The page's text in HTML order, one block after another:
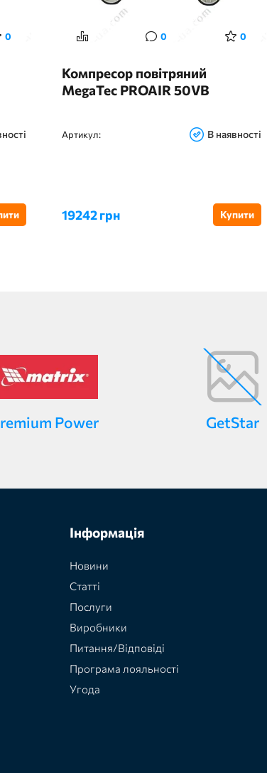
0 0 0
Компресор повітряний
MegaTec PROAIR 50VB
Артикул: В наявності
19242 грн Купити
Power GetStar
Інформація
Новини
Статті
Послуги
Виробники
Питання/Відповіді
Програма лояльності
Угода